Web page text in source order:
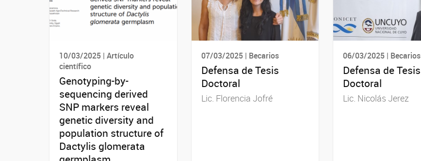
10/03/2025 | Artículo
científico
Genotyping-by-
sequencing derived
SNP markers reveal
genetic diversity and
population structure of
Dactylis glomerata
07/03/2025 | Becarios
Defensa de Tesis
Doctoral
Lic. Florencia Jofré
06/03/2025 | Becarios
Defensa de Tesis
Doctoral
Lic. Nicolás Jerez